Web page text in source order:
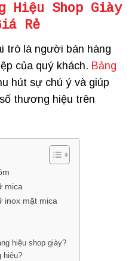
Hiệu Shop Giày
Rẻ
trò là người bán hàng
của quý khách. Bảng
hút sự chú ý và giúp
thương hiệu trên
mica
inox mặt mica
hiệu shop giày?
hiệu?